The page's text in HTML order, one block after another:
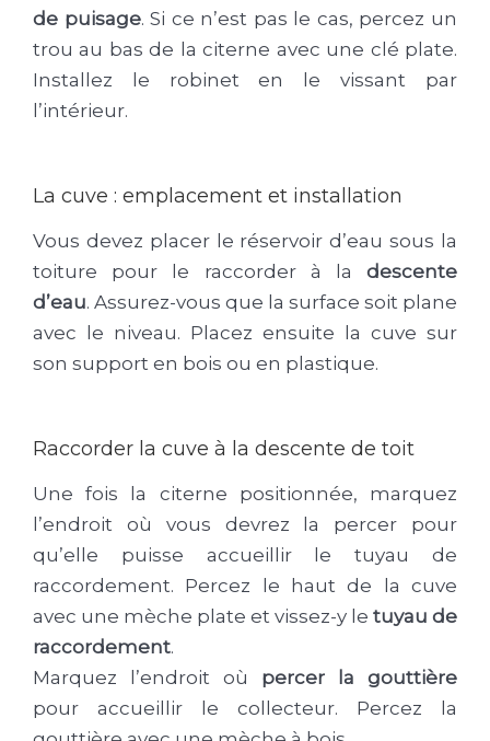
de puisage. Si ce n’est pas le cas, percez un
trou au bas de la citerne avec une clé plate.
Installez le robinet en le vissant par
l’intérieur.
La cuve : emplacement et installation
Vous devez placer le réservoir d’eau sous la
toiture pour le raccorder à la descente
d’eau. Assurez-vous que la surface soit plane
avec le niveau. Placez ensuite la cuve sur
son support en bois ou en plastique.
Raccorder la cuve à la descente de toit
Une fois la citerne positionnée, marquez
l’endroit où vous devrez la percer pour
qu’elle puisse accueillir le tuyau de
raccordement. Percez le haut de la cuve
avec une mèche plate et vissez-y le tuyau de
raccordement.
Marquez l’endroit où percer la gouttière
pour accueillir le collecteur. Percez la